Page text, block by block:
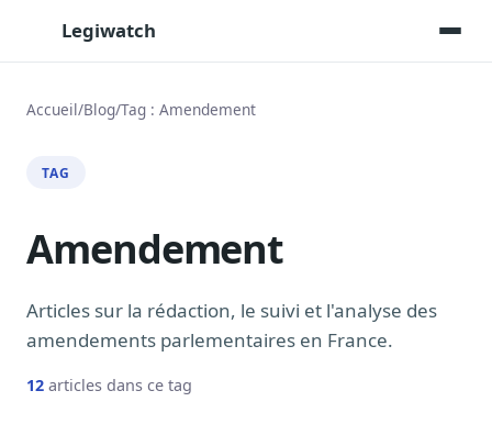
Legiwatch
Posez vos questions, réponses sourcées
Toutes les séances AN/Sénat transcrites
Résumés automatiques des dossiers longs
Veille des matinales radio
Accueil/Blog/Tag : Amendement
TAG
Amendement
Articles sur la rédaction, le suivi et l'analyse des
amendements parlementaires en France.
12 articles dans ce tag